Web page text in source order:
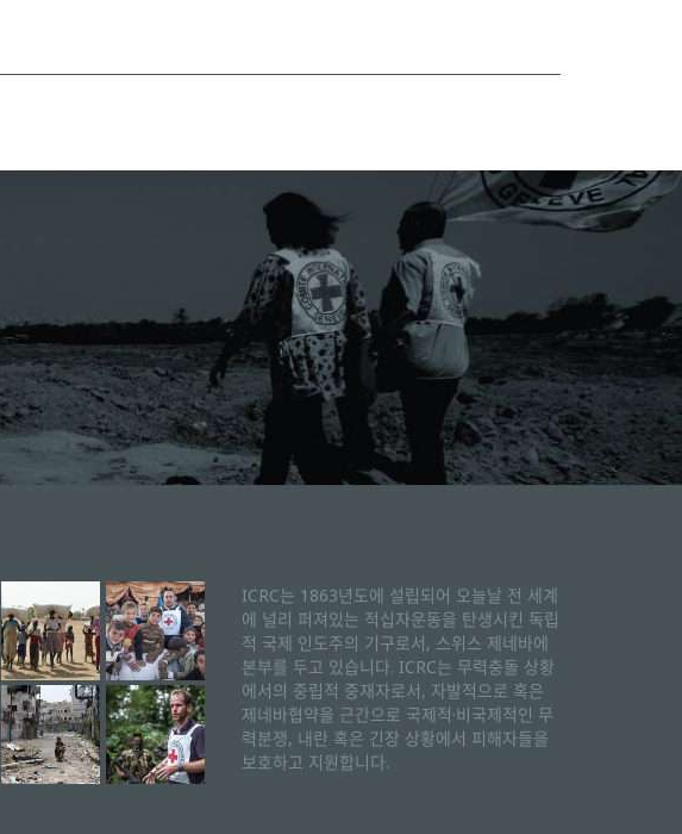
ICRC는 1863년도에 설립되어 오늘날 전 세계
에 널리 퍼져있는 적십자운동을 탄생시킨 독립
적 국제 인도주의 기구로서, 스위스 제네바에
본부를 두고 있습니다. ICRC는 무력충돌 상황
에서의 중립적 중재자로서, 자발적으로 혹은
제네바협약을 근간으로 국제적·비국제적인 무
력분쟁, 내란 혹은 긴장 상황에서 피해자들을
보호하고 지원합니다.